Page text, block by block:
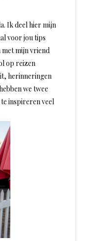
Ik deel hier mijn
voor jou tips
mijn vriend
op reizen
herinneringen
we twee
inspireren veel